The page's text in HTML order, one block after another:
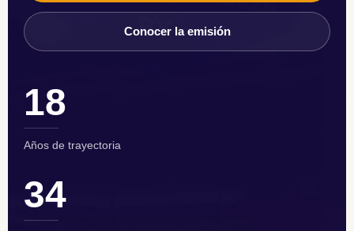
Conocer la emisión
18
Años de trayectoria
34